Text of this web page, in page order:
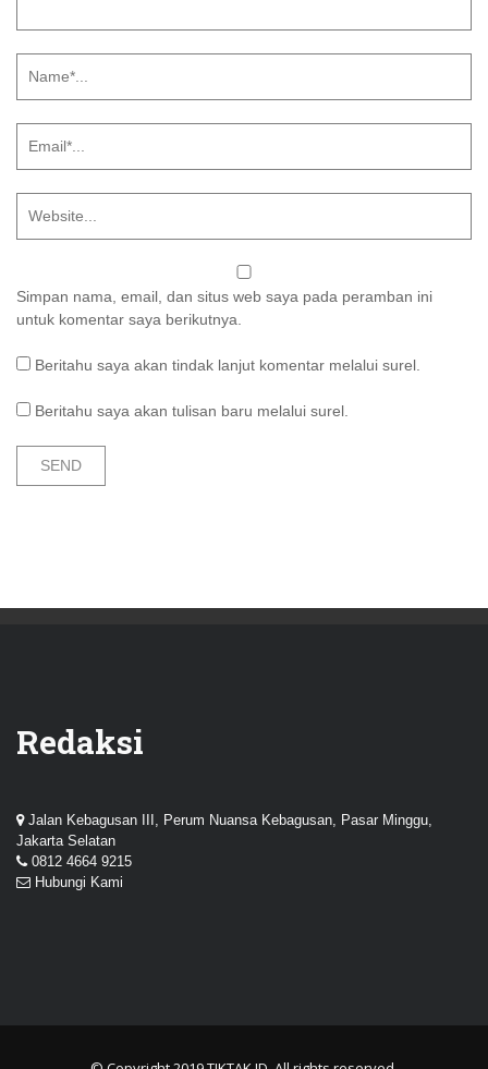
Simpan nama, email, dan situs web saya pada peramban ini
untuk komentar saya berikutnya.
Beritahu saya akan tindak lanjut komentar melalui surel.
Beritahu saya akan tulisan baru melalui surel.
Redaksi
Jalan Kebagusan III, Perum Nuansa Kebagusan, Pasar Minggu,
Jakarta Selatan
0812 4664 9215
Hubungi Kami